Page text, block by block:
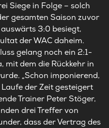
Siege in Folge – solch
gesamten Saison zuvor
3:0 besiegt,
der WAC daheim.
gelang noch ein 2:1-
mit dem die Rückkehr in
„Schon imponierend,
der Zeit gesteigert
Trainer Peter Stöger,
drei Treffer von
dass der Vertrag des